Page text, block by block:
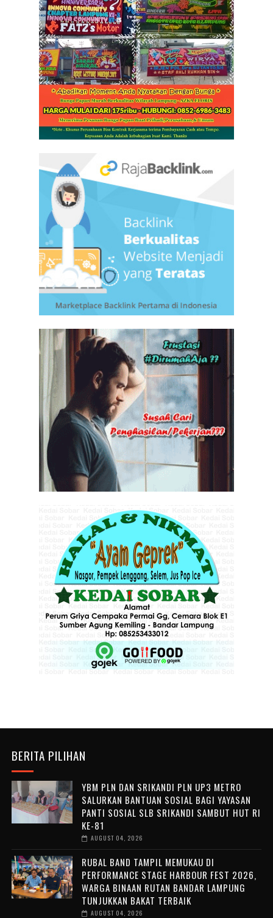
BERITA PILIHAN
YBM PLN DAN SRIKANDI PLN UP3 METRO
SALURKAN BANTUAN SOSIAL BAGI YAYASAN
PANTI SOSIAL SLB SRIKANDI SAMBUT HUT RI
KE-81
AUGUST 04, 2026
RUBAL BAND TAMPIL MEMUKAU DI
PERFORMANCE STAGE HARBOUR FEST 2026,
WARGA BINAAN RUTAN BANDAR LAMPUNG
TUNJUKKAN BAKAT TERBAIK
AUGUST 04, 2026